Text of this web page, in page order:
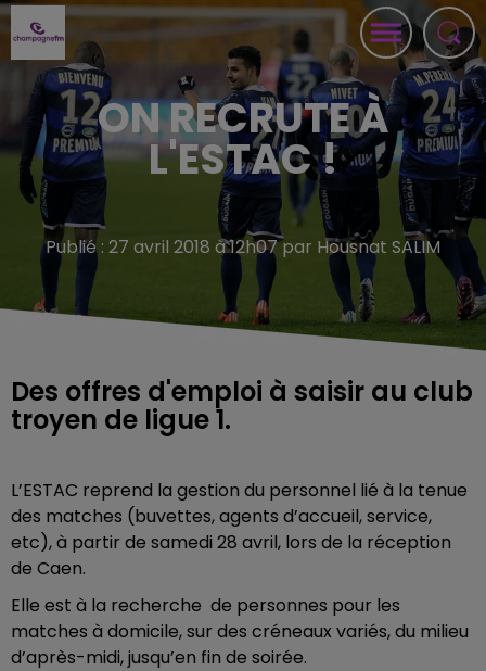
ON RECRUTE À
L'ESTAC !
Publié : 27 avril 2018 à 12h07 par Housnat SALIM
Des offres d'emploi à saisir au club
troyen de ligue 1.
L’ESTAC reprend la gestion du personnel lié à la tenue
des matches (buvettes, agents d’accueil, service,
etc), à partir de samedi 28 avril, lors de la réception
de Caen.
Elle est à la recherche de personnes pour les
matches à domicile, sur des créneaux variés, du milieu
d’après-midi, jusqu’en fin de soirée.